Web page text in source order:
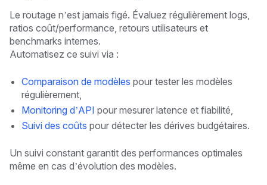
Le routage n’est jamais figé. Évaluez régulièrement logs,
ratios coût/performance, retours utilisateurs et
benchmarks internes.
Automatisez ce suivi via :
Comparaison de modèles pour tester les modèles
régulièrement,
Monitoring d’API pour mesurer latence et fiabilité,
Suivi des coûts pour détecter les dérives budgétaires.
Un suivi constant garantit des performances optimales
même en cas d’évolution des modèles.